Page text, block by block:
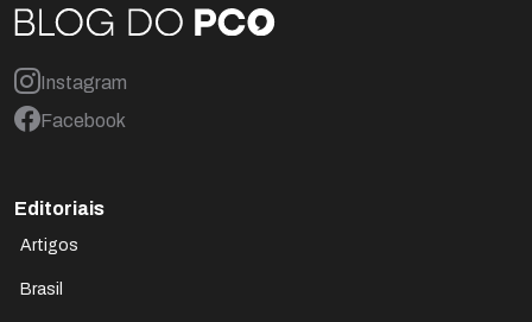
Instagram
Facebook
Editoriais
Artigos
Brasil